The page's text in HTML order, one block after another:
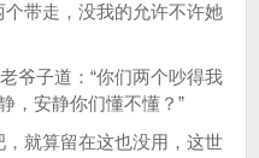
个带走，没我的允许不许她
爷子道：“你们两个吵得我
，安静你们懂不懂？”
，就算留在这也没用，这世